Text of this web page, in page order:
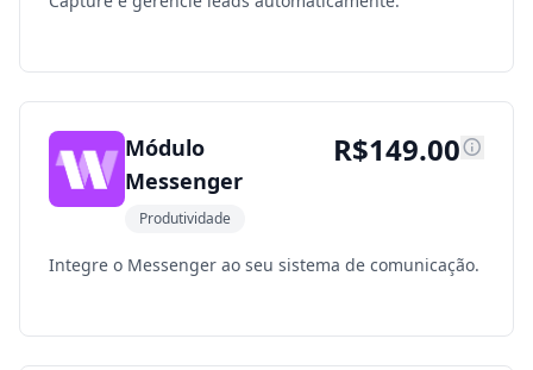
Módulo
Messenger
Produtividade
R$149.00
Integre o Messenger ao seu sistema de comunicação.